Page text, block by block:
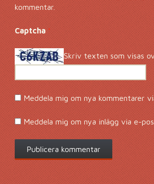
kommentar.
Captcha*
Skriv texten som visas
Meddela mig om nya kommentarer
Meddela mig om nya inlägg via e-